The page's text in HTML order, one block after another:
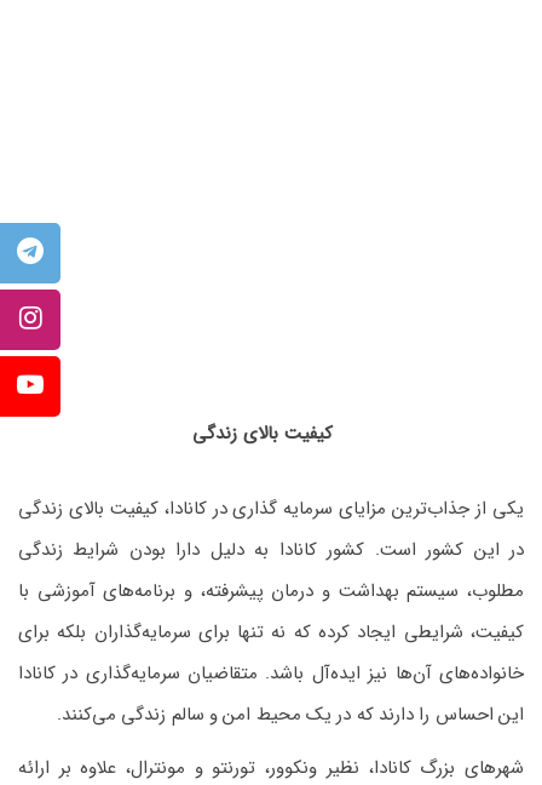
کیفیت بالای زندگی
یکی از جذاب‌ترین مزایای سرمایه گذاری در کانادا، کیفیت بالای زندگی
در این کشور است. کشور کانادا به دلیل دارا بودن شرایط زندگی
مطلوب، سیستم بهداشت و درمان پیشرفته، و برنامه‌های آموزشی با
کیفیت، شرایطی ایجاد کرده که نه تنها برای سرمایه‌گذاران بلکه برای
خانواده‌های آن‌ها نیز ایده‌آل باشد. متقاضیان سرمایه‌گذاری در کانادا
این احساس را دارند که در یک محیط امن و سالم زندگی می‌کنند.
شهرهای بزرگ کانادا، نظیر ونکوور، تورنتو و مونترال، علاوه بر ارائه